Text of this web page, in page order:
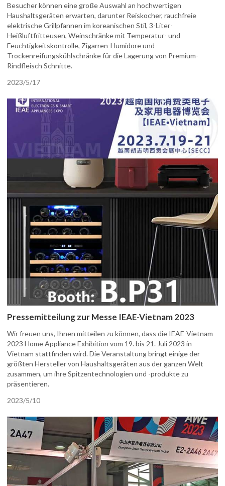
Besucher können eine große Auswahl an hochwertigen
Haushaltsgeräten erwarten, darunter Reiskocher, rauchfreie
elektrische Grillpfannen im koreanischen Stil, 3-Liter-
Heißluftfritteusen, Weinschränke mit Temperatur- und
Feuchtigkeitskontrolle, Zigarren-Humidore und
Trockenreifungskühlschränke für die Lagerung von Premium-
Rindfleisch Schnitte.
2023/5/17
Pressemitteilung zur Messe IEAE-Vietnam 2023
Wir freuen uns, Ihnen mitteilen zu können, dass die IEAE-Vietnam
2023 Home Appliance Exhibition vom 19. bis 21. Juli 2023 in
Vietnam stattfinden wird. Die Veranstaltung bringt einige der
größten Hersteller von Haushaltsgeräten aus der ganzen Welt
zusammen, um ihre Spitzentechnologien und -produkte zu
präsentieren.
2023/5/10